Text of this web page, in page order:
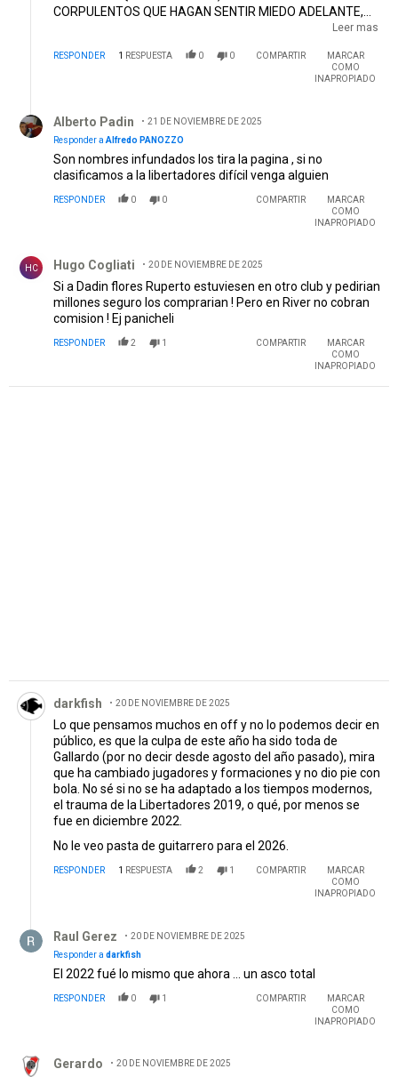
CORPULENTOS QUE HAGAN SENTIR MIEDO ADELANTE,
ATACANTES ES UN EQUIPO MUERTO
Leer mas
RESPONDER 1 RESPUESTA 0 0 COMPARTIR
MARCAR
COMO
INAPROPIADO
Alberto Padin
21 DE NOVIEMBRE DE 2025
Responder a Alfredo PANOZZO
Son nombres infundados los tira la pagina , si no
clasificamos a la libertadores difícil venga alguien
RESPONDER 0 0 COMPARTIR
MARCAR
COMO
INAPROPIADO
HC Hugo Cogliati 20 DE NOVIEMBRE DE 2025
Si a Dadin flores Ruperto estuviesen en otro club y pedirian
millones seguro los comprarian ! Pero en River no cobran
comision ! Ej panicheli
RESPONDER 2 1 COMPARTIR
MARCAR
COMO
INAPROPIADO
Comentario de darkfish.
darkfish 20 DE NOVIEMBRE DE 2025
Lo que pensamos muchos en off y no lo podemos decir en
público, es que la culpa de este año ha sido toda de
Gallardo (por no decir desde agosto del año pasado), mira
que ha cambiado jugadores y formaciones y no dio pie con
bola. No sé si no se ha adaptado a los tiempos modernos,
el trauma de la Libertadores 2019, o qué, por menos se
fue en diciembre 2022.
No le veo pasta de guitarrero para el 2026.
RESPONDER 1 RESPUESTA 2 1 COMPARTIR
MARCAR
COMO
INAPROPIADO
Raul Gerez
20 DE NOVIEMBRE DE 2025
Responder a darkfish
El 2022 fué lo mismo que ahora ... un asco total
RESPONDER 0 1 COMPARTIR
MARCAR
COMO
INAPROPIADO
Gerardo 20 DE NOVIEMBRE DE 2025